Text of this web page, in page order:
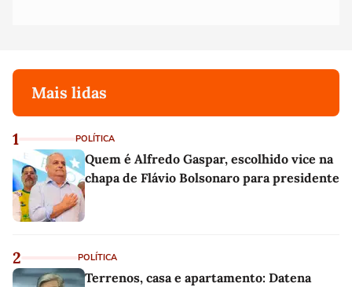
Mais lidas
1 POLÍTICA
Quem é Alfredo Gaspar, escolhido vice na
chapa de Flávio Bolsonaro para presidente
2 POLÍTICA
Terrenos, casa e apartamento: Datena